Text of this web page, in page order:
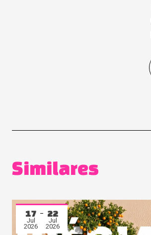
Similares
17
Jul
2026
22
Jul
2026